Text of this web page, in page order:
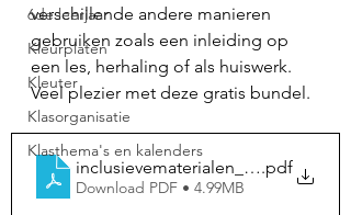
6de leerjaar
Kleurplaten
Kleuter
Klasorganisatie
Klasthema's en kalenders
verschillende andere manieren
gebruiken zoals een inleiding op
een les, herhaling of als huiswerk.
Veel plezier met deze gratis bundel.
.pdf
Download PDF • 4.99MB